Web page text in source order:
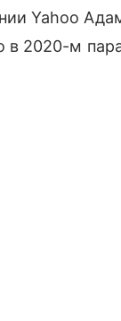
Yahoo
в 2020-м